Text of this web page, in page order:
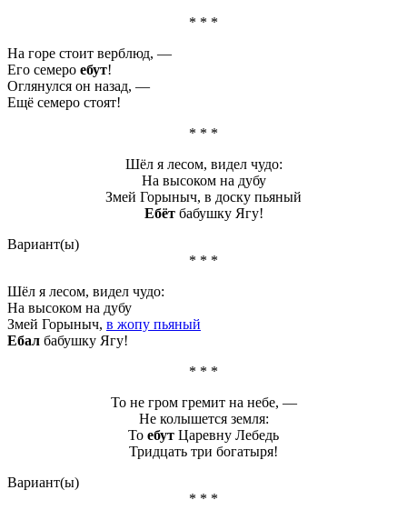
* * *
На горе стоит верблюд, —
Его семеро ебут!
Оглянулся он назад, —
Ещё семеро стоят!
* * *
Шёл я лесом, видел чудо:
На высоком на дубу
Змей Горыныч, в доску пьяный
Ебётбабушку Ягу!
Вариант(ы)
* * *
Шёл я лесом, видел чудо:
На высоком на дубу
Змей Горыныч, в жопу пьяный
Ебал бабушку Ягу!
* * *
То не гром гремит на небе, —
Не колышется земля:
То ебут Царевну Лебедь
Тридцать три богатыря!
Вариант(ы)
* * *